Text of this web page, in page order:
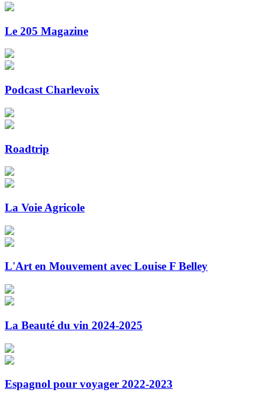
Le 205 Magazine
Podcast Charlevoix
Roadtrip
La Voie Agricole
L'Art en Mouvement avec Louise F Belley
La Beauté du vin 2024-2025
Espagnol pour voyager 2022-2023